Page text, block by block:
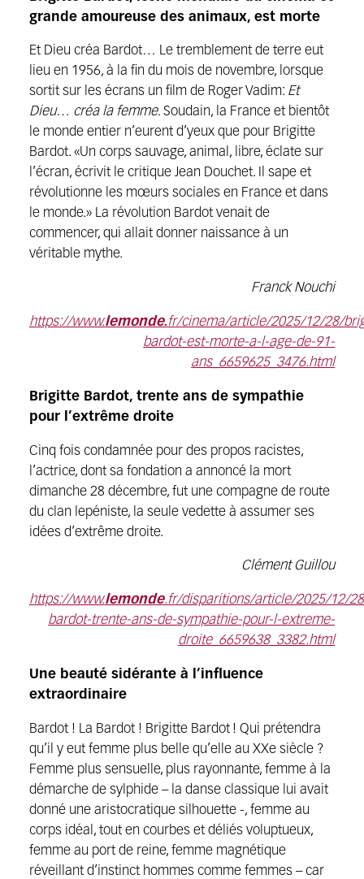
grande amoureuse des animaux, est morte
Et Dieu créa Bardot… Le tremblement de terre eut
lieu en 1956, à la fin du mois de novembre, lorsque
sortit sur les écrans un film de Roger Vadim: Et
Dieu… créa la femme. Soudain, la France et bientôt
le monde entier n’eurent d’yeux que pour Brigitte
Bardot. «Un corps sauvage, animal, libre, éclate sur
l’écran, écrivit le critique Jean Douchet. Il sape et
révolutionne les mœurs sociales en France et dans
le monde.» La révolution Bardot venait de
commencer, qui allait donner naissance à un
véritable mythe.
Franck Nouchi
https://www.lemonde.fr/cinema/article/2025/12/28/
bardot-est-morte-a-l-age-de-91-
ans_6659625_3476.html
Brigitte Bardot, trente ans de sympathie
pour l’extrême droite
Cinq fois condamnée pour des propos racistes,
l’actrice, dont sa fondation a annoncé la mort
dimanche 28 décembre, fut une compagne de route
du clan lepéniste, la seule vedette à assumer ses
idées d’extrême droite.
Clément Guillou
https://www.lemonde.fr/disparitions/article/2025/12/
bardot-trente-ans-de-sympathie-pour-l-extreme-
droite_6659638_3382.html
Une beauté sidérante à l’influence
extraordinaire
Bardot ! La Bardot ! Brigitte Bardot ! Qui prétendra
qu’il y eut femme plus belle qu’elle au XXe siècle ?
Femme plus sensuelle, plus rayonnante, femme à la
démarche de sylphide – la danse classique lui avait
donné une aristocratique silhouette -, femme au
corps idéal, tout en courbes et déliés voluptueux,
femme au port de reine, femme magnétique
réveillant d’instinct hommes comme femmes – car